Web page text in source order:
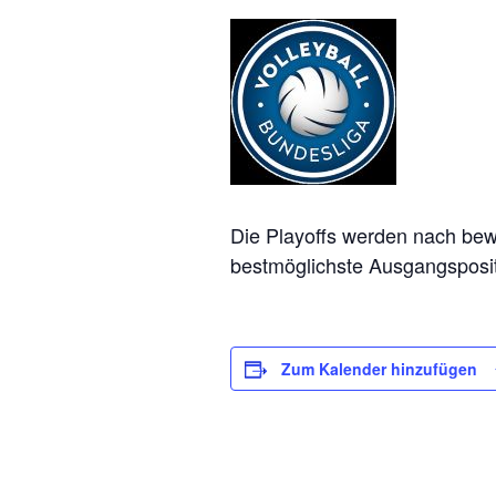
Die Playoffs werden nach
bestmöglichste
Zum Kalender hinzufügen